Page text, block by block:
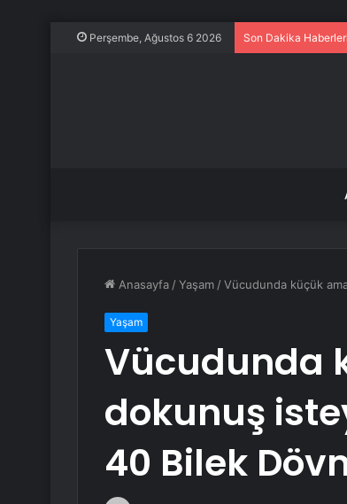
Perşembe, Ağustos 6 2026 Son Dakika Haberleri
Anasayfa /Yaşam /Vücudunda küçük
Yaşam
Vücudunda
dokunuş
40 Bilek